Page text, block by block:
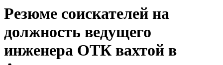
Резюме соискателей на
должность ведущего
инженера ОТК вахтой в